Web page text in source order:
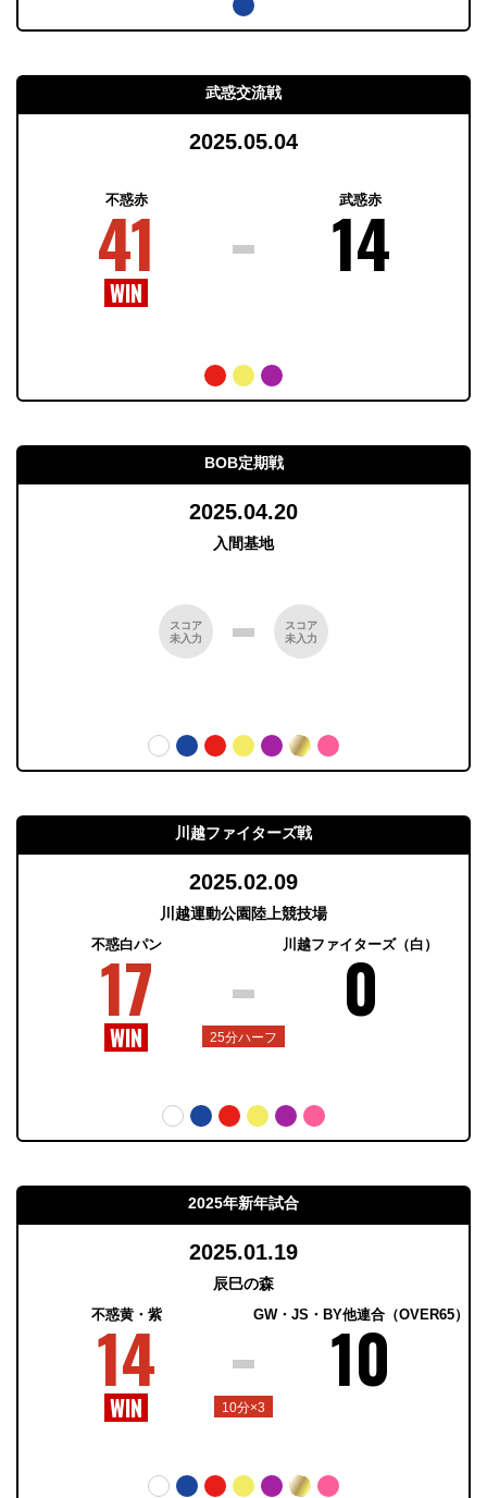
武惑交流戦
2025.05.04
不惑赤
41 武惑赤
14
BOB定期戦
2025.04.20
入間基地
スコア
未入力
スコア
未入力
川越ファイターズ戦
2025.02.09
川越運動公園陸上競技場
不惑白パン
17 川越ファイターズ（白）
0
25分ハーフ
2025年新年試合
2025.01.19
辰巳の森
不惑黄・紫
14 GW・JS・BY他連合（OVER65）
10
10分×3